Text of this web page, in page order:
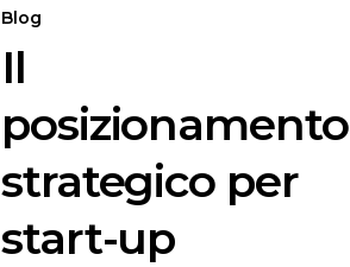
Blog
Il
posizionamento
strategico per
start-up